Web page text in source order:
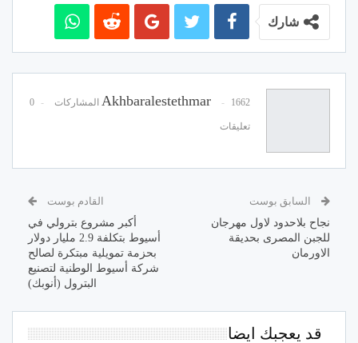
شارك
Akhbaralestethmar 1662 المشاركات 0
تعليقات
السابق بوست
نجاح بلاحدود لاول مهرجان
للجبن المصرى بحديقة
الاورمان
القادم بوست
أكبر مشروع بترولي في
أسيوط بتكلفة 2.9 مليار دولار
بحزمة تمويلية مبتكرة لصالح
شركة أسيوط الوطنية لتصنيع
البترول (أنوبك)
قد يعجبك ايضا